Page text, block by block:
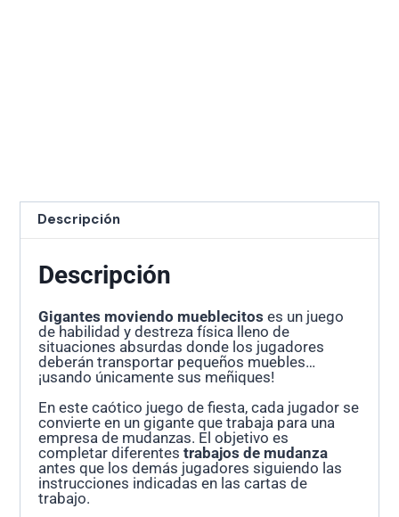
Descripción
Descripción
Gigantes moviendo mueblecitos es un juego
de habilidad y destreza física lleno de
situaciones absurdas donde los jugadores
deberán transportar pequeños muebles…
¡usando únicamente sus meñiques!
En este caótico juego de fiesta, cada jugador se
convierte en un gigante que trabaja para una
empresa de mudanzas. El objetivo es
completar diferentestrabajos de mudanza
antes que los demás jugadores siguiendo las
instrucciones indicadas en las cartas de
trabajo.